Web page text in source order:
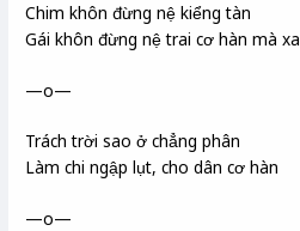
Chim khôn đừng nệ kiểng tàn
Gái khôn đừng nệ trai cơ hàn mà xa
—o—
Trách trời sao ở chẳng phân
Làm chi ngập lụt, cho dân cơ hàn
—o—